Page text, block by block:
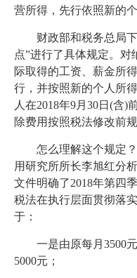
营所得，先行依照新的
财政部和税务总局
点”进行了具体规定。对
际取得的工资、薪金所
行，并按照新的个人所
人在2018年9月30日(含)
除费用按照税法修改前规
怎么理解这个规定
用研究所所长李旭红分
文件明确了2018年第四
税法在执行层面贯彻落
于：
一是由原每月3500
5000元；